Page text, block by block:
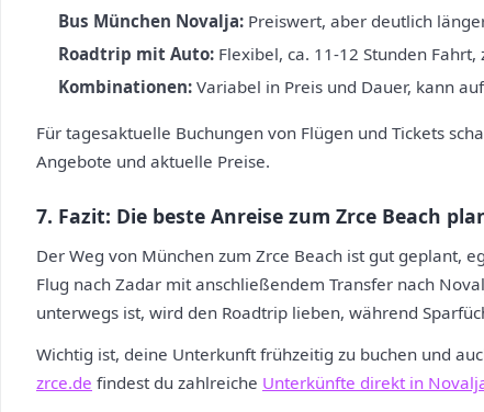
Bus München Novalja: Preiswert, aber deutlich
Roadtrip mit Auto: Flexibel, ca. 11-12 Stunden
Kombinationen: Variabel in Preis und Dauer, kann
Für tagesaktuelle Buchungen von Flügen und Tickets
Angebote und aktuelle Preise.
7. Fazit: Die beste Anreise zum Zrce Beach
Der Weg von München zum Zrce Beach ist gut geplant,
Flug nach Zadar mit anschließendem Transfer nach
unterwegs ist, wird den Roadtrip lieben, während
Wichtig ist, deine Unterkunft frühzeitig zu buchen und
zrce.de findest du zahlreiche Unterkünfte direkt in